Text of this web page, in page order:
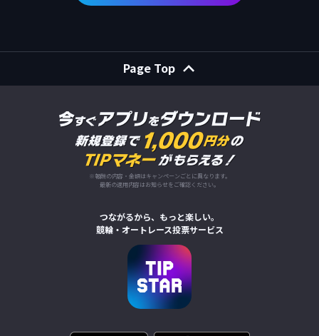
Page Top
※報酬の内容・金額はキャンペーンごとに異なります。
最新の適用内容はお知らせをご確認ください。
つながるから、もっと楽しい。
競輪・オートレース投票サービス